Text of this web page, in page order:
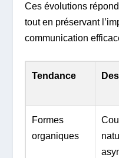
Ces évolutions
tout en préservant
communication
Tendance
Formes
organiques